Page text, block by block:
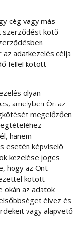
cég vagy más
szerződést kötő
adatkezelés célja
féllel kötött
olyan
amelyben Ön az
megelőzően
hanem
esetén képviselő
kezelése jogos
hogy az Önt
kötött
az adatok
élvez és
vagy alapvető